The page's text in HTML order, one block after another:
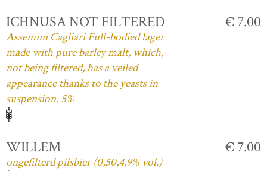
ICHNUSA NOT FILTERED
Assemini Cagliari Full-bodied lager
made with pure barley malt, which,
not being filtered, has a veiled
appearance thanks to the yeasts in
suspension. 5%
€ 7.00
WILLEM
ongefilterd pilsbier (0,50,4,9% vol.)
€ 7.00